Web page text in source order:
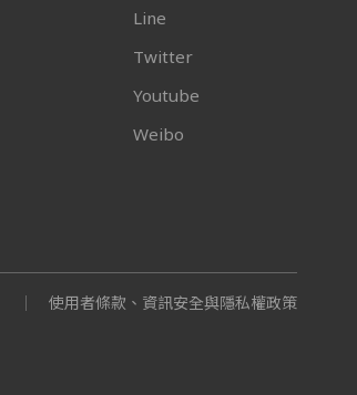
Line
Twitter
Youtube
Weibo
使用者條款、資訊安全與隱私權政策